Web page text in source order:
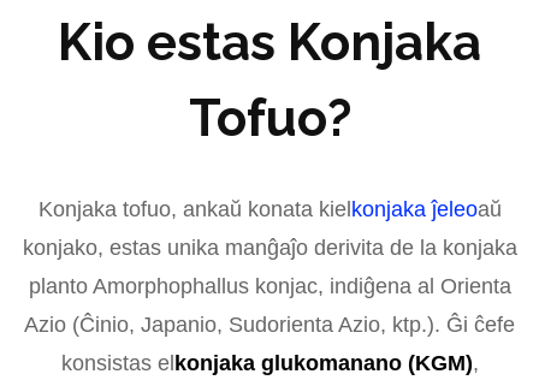
Kio estas Konjaka
Tofuo?
Konjaka tofuo, ankaŭ konata kielkonjaka ĵeleoaŭ
konjako, estas unika manĝaĵo derivita de la konjaka
planto Amorphophallus konjac, indiĝena al Orienta
Azio (Ĉinio, Japanio, Sudorienta Azio, ktp.). Ĝi ĉefe
konsistas elkonjaka glukomanano (KGM),